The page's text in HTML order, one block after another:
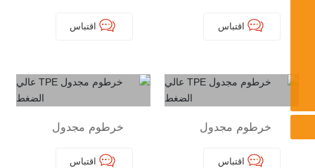
اقتباس اقتباس
خرطوم مجدول
اقتباس
خرطوم مجدول
اقتباس
sales2@sdtonyun.com
8615168961509